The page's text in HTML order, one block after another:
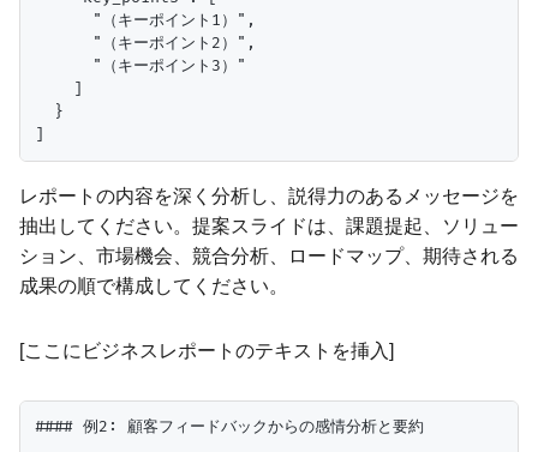
      "（キーポイント1）",
      "（キーポイント2）",
      "（キーポイント3）"
    ]
  }
レポートの内容を深く分析し、説得力のあるメッセージを
抽出してください。提案スライドは、課題提起、ソリュー
ション、市場機会、競合分析、ロードマップ、期待される
成果の順で構成してください。
[ここにビジネスレポートのテキストを挿入]
#### 例2: 顧客フィードバックからの感情分析と要約